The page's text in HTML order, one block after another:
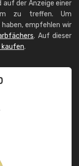
auf der Anzeige einer
zu treffen. Um
haben, empfehlen wir
. Auf dieser
kaufen.